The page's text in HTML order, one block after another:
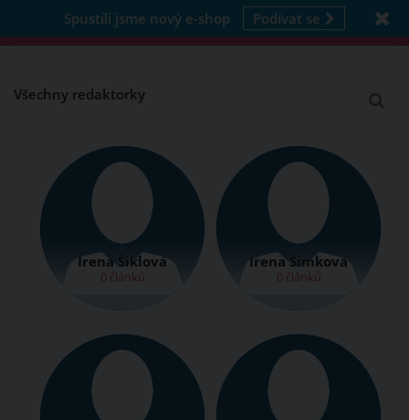
Spustili jsme nový e-shop Podívat se
Všechny redaktorky
Irena Šiklová
0 článků
Irena Šimková
0 článků